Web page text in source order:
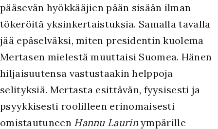
pääsevän hyökkääjien pään sisään ilman
tökeröitä yksinkertaistuksia. Samalla tavalla
jää epäselväksi, miten presidentin kuolema
Mertasen mielestä muuttaisi Suomea. Hänen
hiljaisuutensa vastustaakin helppoja
selityksiä. Mertasta esittävän, fyysisesti ja
psyykkisesti roolilleen erinomaisesti
omistautuneen Hannu Laurinympärille